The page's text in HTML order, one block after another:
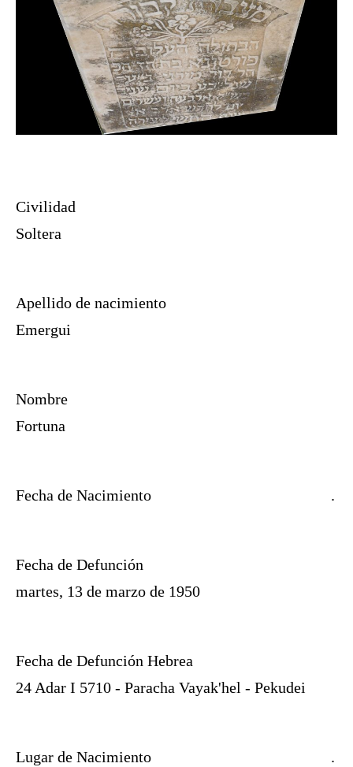
Civilidad
Soltera
Apellido de nacimiento
Emergui
Nombre
Fortuna
Fecha de Nacimiento .
Fecha de Defunción
martes, 13 de marzo de 1950
Fecha de Defunción Hebrea
24 Adar I 5710 - Paracha Vayak'hel - Pekudei
Lugar de Nacimiento .